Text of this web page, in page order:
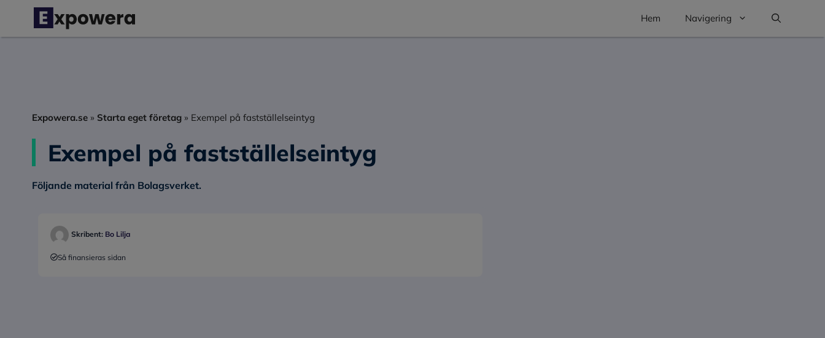
innehåll
Hem Navigering
Expowera.se » Starta eget företag » Exempel på fastställelseintyg
Exempel på fastställelseintyg
Följande material från Bolagsverket.
Skribent: Bo Lilja
Så finansieras sidan